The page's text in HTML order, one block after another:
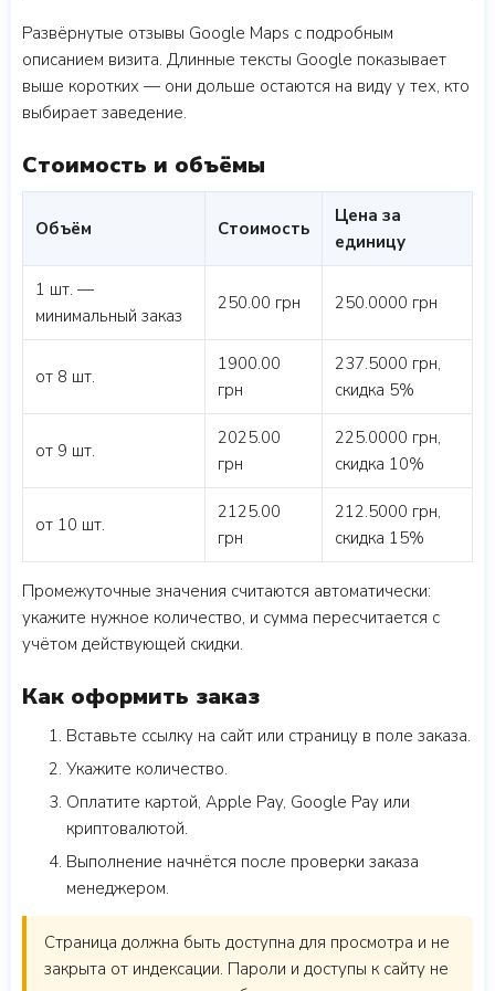
Развёрнутые отзывы Google Maps с подробным
описанием визита. Длинные тексты Google показывает
выше коротких — они дольше остаются на виду у тех, кто
выбирает заведение.
Стоимость и объёмы
Объём Стоимость
Цена за
единицу
1 шт. —
минимальный заказ
250.00 грн 250.0000 грн
от 8 шт.
1900.00
грн
237.5000 грн,
скидка 5%
от 9 шт.
2025.00
грн
225.0000 грн,
скидка 10%
от 10 шт.
2125.00
грн
212.5000 грн,
скидка 15%
Промежуточные значения считаются автоматически:
укажите нужное количество, и сумма пересчитается с
учётом действующей скидки.
Как оформить заказ
Вставьте ссылку на сайт или страницу в поле заказа.
Укажите количество.
Оплатите картой, Apple Pay, Google Pay или
криптовалютой.
Выполнение начнётся после проверки заказа
менеджером.
Страница должна быть доступна для просмотра и не
закрыта от индексации. Пароли и доступы к сайту не